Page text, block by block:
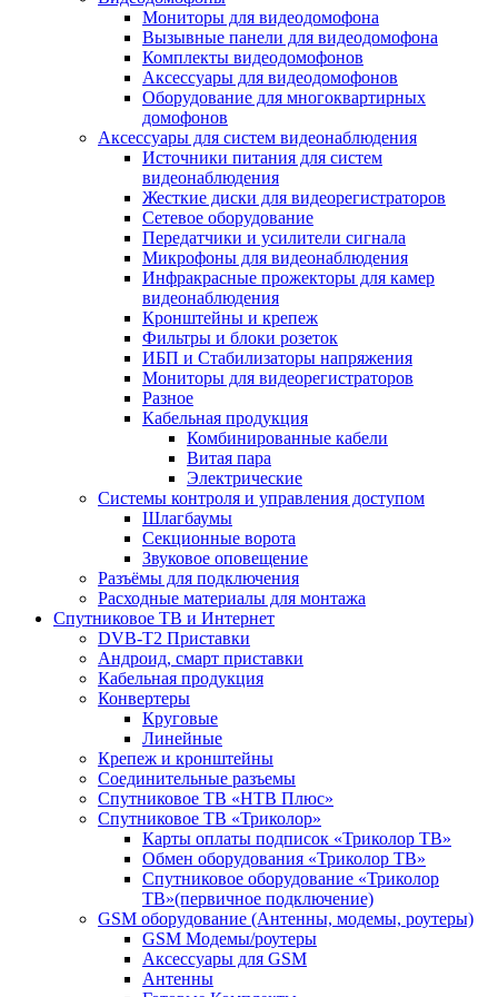
Мониторы для видеодомофона
Вызывные панели для видеодомофона
Комплекты видеодомофонов
Аксессуары для видеодомофонов
Оборудование для многоквартирных
домофонов
Аксессуары для систем видеонаблюдения
Источники питания для систем
видеонаблюдения
Жесткие диски для видеорегистраторов
Сетевое оборудование
Передатчики и усилители сигнала
Микрофоны для видеонаблюдения
Инфракрасные прожекторы для камер
видеонаблюдения
Кронштейны и крепеж
Фильтры и блоки розеток
ИБП и Стабилизаторы напряжения
Мониторы для видеорегистраторов
Разное
Кабельная продукция
Комбинированные кабели
Витая пара
Электрические
Системы контроля и управления доступом
Шлагбаумы
Секционные ворота
Звуковое оповещение
Разъёмы для подключения
Расходные материалы для монтажа
Спутниковое ТВ и Интернет
DVB-Т2 Приставки
Андроид, смарт приставки
Кабельная продукция
Конвертеры
Круговые
Линейные
Крепеж и кронштейны
Соединительные разъемы
Спутниковое ТВ «НТВ Плюс»
Спутниковое ТВ «Триколор»
Карты оплаты подписок «Триколор ТВ»
Обмен оборудования «Триколор ТВ»
Спутниковое оборудование «Триколор
ТВ»(первичное подключение)
GSM оборудование (Антенны, модемы, роутеры)
GSM Модемы/роутеры
Аксессуары для GSM
Антенны